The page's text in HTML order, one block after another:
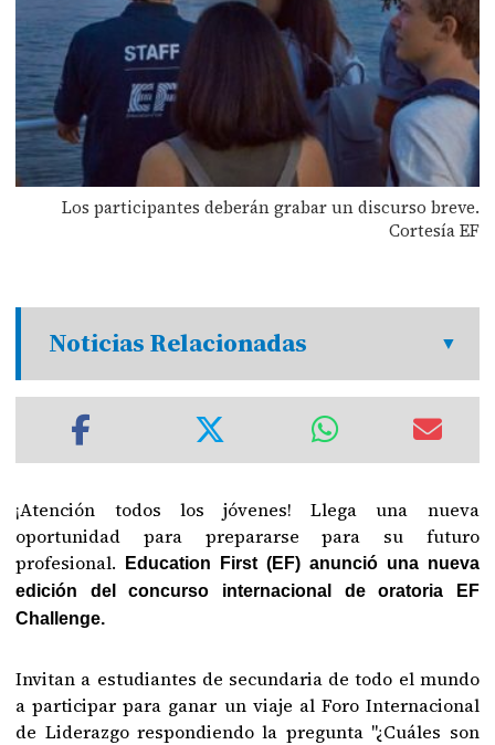
Los participantes deberán grabar un discurso breve.
Cortesía EF
Noticias Relacionadas
¡Atención todos los jóvenes! Llega una nueva
oportunidad para prepararse para su futuro
profesional.
Education First (EF) anunció una nueva
edición del concurso internacional de oratoria EF
Challenge.
Invitan a estudiantes de secundaria de todo el mundo
a participar para ganar un viaje al Foro Internacional
de Liderazgo respondiendo la pregunta "¿Cuáles son